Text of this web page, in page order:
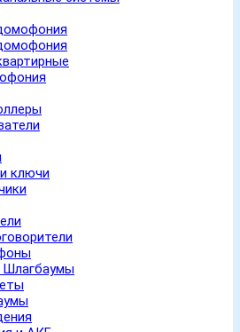
ключи
Шлагбаумы